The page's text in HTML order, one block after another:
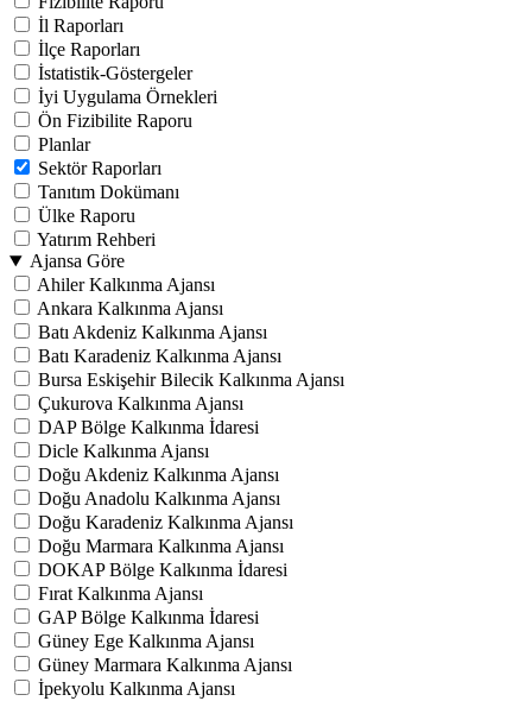
İl Raporları
İlçe Raporları
İstatistik-Göstergeler
İyi Uygulama Örnekleri
Ön Fizibilite Raporu
Planlar
Sektör Raporları
Tanıtım Dokümanı
Ülke Raporu
Yatırım Rehberi
Ajansa Göre
Ahiler Kalkınma Ajansı
Ankara Kalkınma Ajansı
Batı Akdeniz Kalkınma Ajansı
Batı Karadeniz Kalkınma Ajansı
Bursa Eskişehir Bilecik Kalkınma Ajansı
Çukurova Kalkınma Ajansı
DAP Bölge Kalkınma İdaresi
Dicle Kalkınma Ajansı
Doğu Akdeniz Kalkınma Ajansı
Doğu Anadolu Kalkınma Ajansı
Doğu Karadeniz Kalkınma Ajansı
Doğu Marmara Kalkınma Ajansı
DOKAP Bölge Kalkınma İdaresi
Fırat Kalkınma Ajansı
GAP Bölge Kalkınma İdaresi
Güney Ege Kalkınma Ajansı
Güney Marmara Kalkınma Ajansı
İpekyolu Kalkınma Ajansı